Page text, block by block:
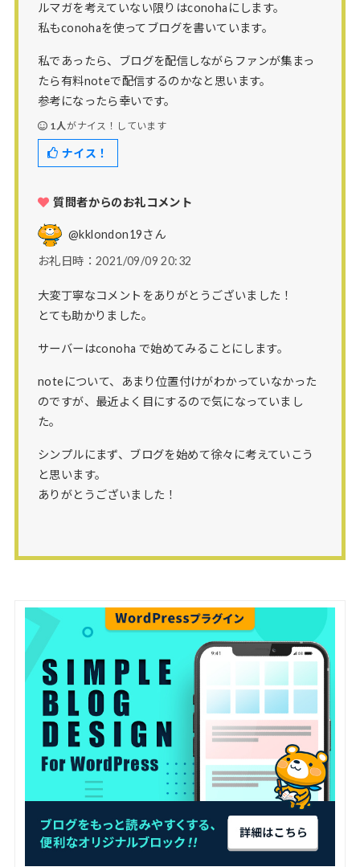
ルマガを考えていない限りはconohaにします。
私もconohaを使ってブログを書いています。
私であったら、ブログを配信しながらファンが集まっ
たら有料noteで配信するのかなと思います。
参考になったら幸いです。
1人がナイス！しています
ナイス！
質問者からのお礼コメント
@kklondon19さん
お礼日時：2021/09/09 20:32
大変丁寧なコメントをありがとうございました！
とても助かりました。
サーバーはconoha で始めてみることにします。
noteについて、あまり位置付けがわかっていなかった
のですが、最近よく目にするので気になっていまし
た。
シンプルにまず、ブログを始めて徐々に考えていこう
と思います。
ありがとうございました！